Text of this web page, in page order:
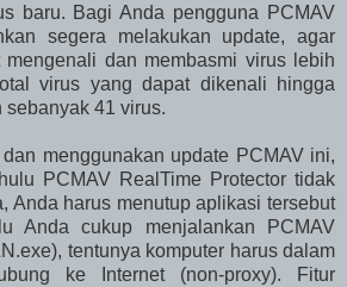
baru. Bagi Anda pengguna PCMAV
segera melakukan update, agar
mengenali dan membasmi virus lebih
virus yang dapat dikenali hingga
41 virus.
menggunakan update PCMAV ini,
PCMAV RealTime Protector tidak
Anda harus menutup aplikasi tersebut
Anda cukup menjalankan PCMAV
tentunya komputer harus dalam
ke Internet (non-proxy). Fitur